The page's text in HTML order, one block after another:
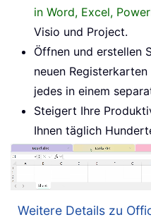
in Word, Excel,
Visio und Project.
Öffnen und erstellen
neuen
jedes in einem
Steigert Ihre
Ihnen täglich
Weitere Details zu